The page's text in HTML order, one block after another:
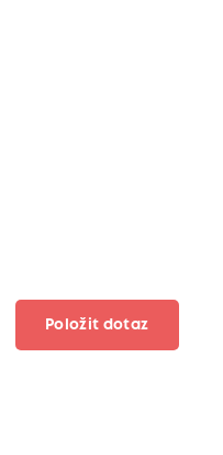
Položit dotaz